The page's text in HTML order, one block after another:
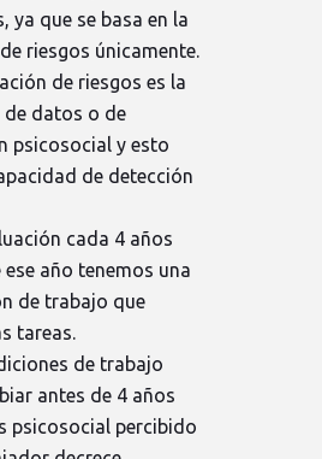
ya que se basa en la
riesgos únicamente.
de riesgos es la
datos o de
psicosocial y esto
de detección
cada 4 años
año tenemos una
de trabajo que
tareas.
de trabajo
antes de 4 años
psicosocial percibido